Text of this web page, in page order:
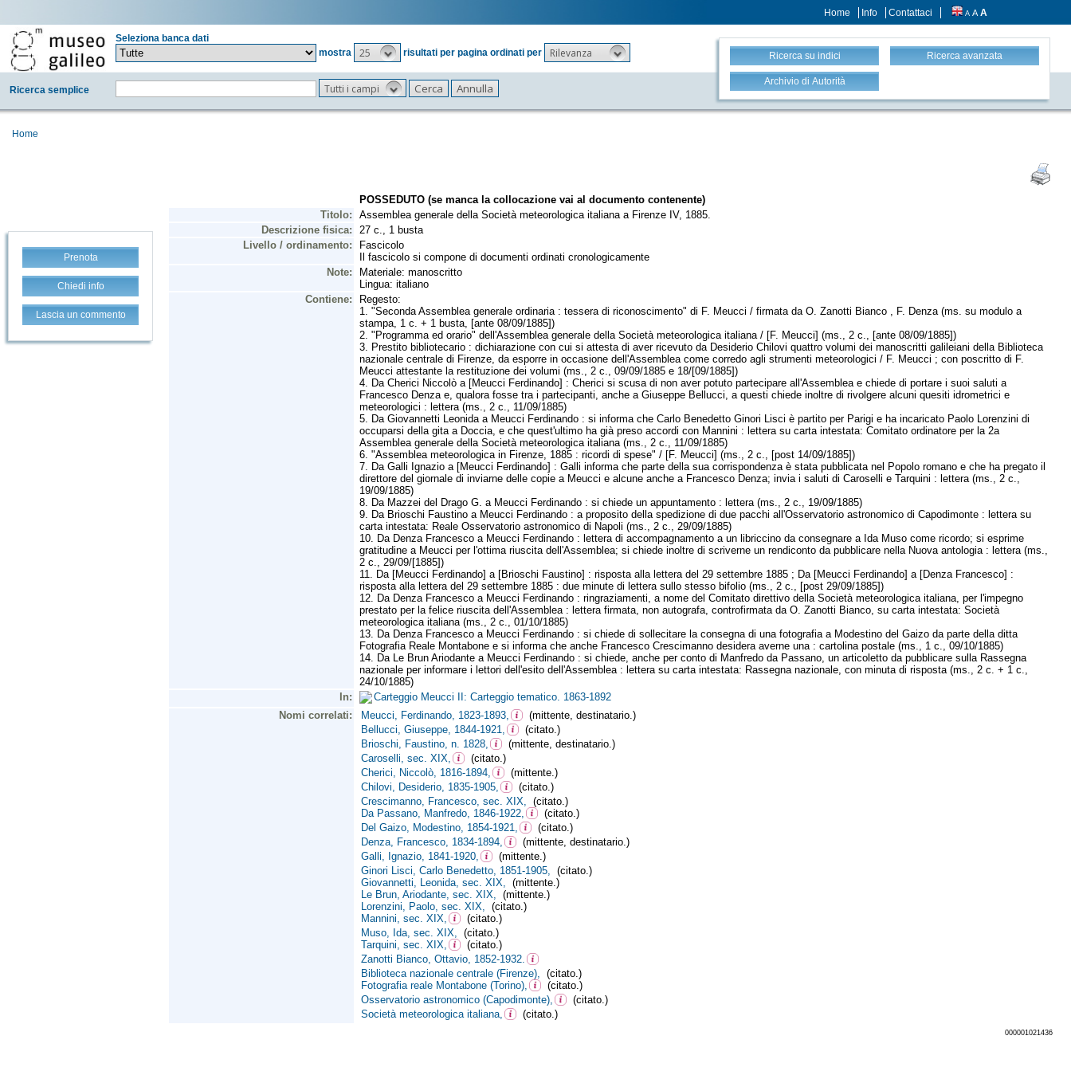
Home Info Contattaci A A A
Seleziona banca dati
mostra
25 risultati per pagina ordinati per Rilevanza
Ricerca semplice Tutti i campi
Ricerca su indici Ricerca avanzata
Archivio di Autorità
Home
Prenota
Chiedi info
Lascia un commento